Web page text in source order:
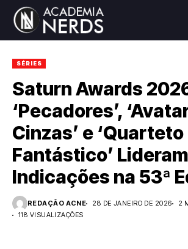
SÉRIES
Saturn Awards
‘Pecadores’,
Cinzas’ e ‘Quarteto
Fantástico’ Lideram
Indicações na 53ª
REDAÇÃO ACNE 28 DE JANEIRO DE 2026
2
118 VISUALIZAÇÕES